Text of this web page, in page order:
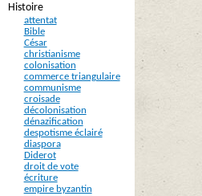
Histoire
attentat
Bible
César
christianisme
colonisation
commerce triangulaire
communisme
croisade
décolonisation
dénazification
despotisme éclairé
diaspora
Diderot
droit de vote
écriture
empire byzantin